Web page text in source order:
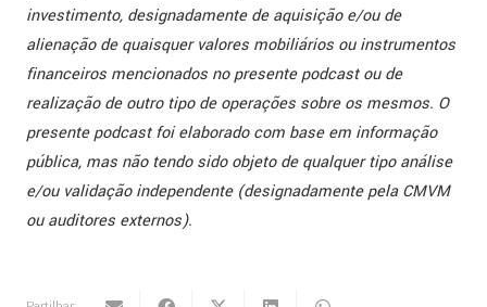
investimento, designadamente de aquisição e/ou de
alienação de quaisquer valores mobiliários ou instrumentos
financeiros mencionados no presente podcast ou de
realização de outro tipo de operações sobre os mesmos. O
presente podcast foi elaborado com base em informação
pública, mas não tendo sido objeto de qualquer tipo análise
e/ou validação independente (designadamente pela CMVM
ou auditores externos).